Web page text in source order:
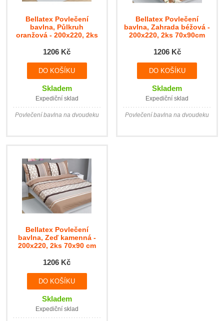
Bellatex Povlečení
bavlna, Půlkruh
oranžová - 200x220, 2ks
1206 Kč
Skladem
Expediční sklad
Povlečení bavlna na dvoudeku
Bellatex Povlečení
bavlna, Zahrada béžová -
200x220, 2ks 70x90cm
1206 Kč
Skladem
Expediční sklad
Povlečení bavlna na dvoudeku
Bellatex Povlečení
bavlna, Zeď kamenná -
200x220, 2ks 70x90 cm
1206 Kč
Skladem
Expediční sklad